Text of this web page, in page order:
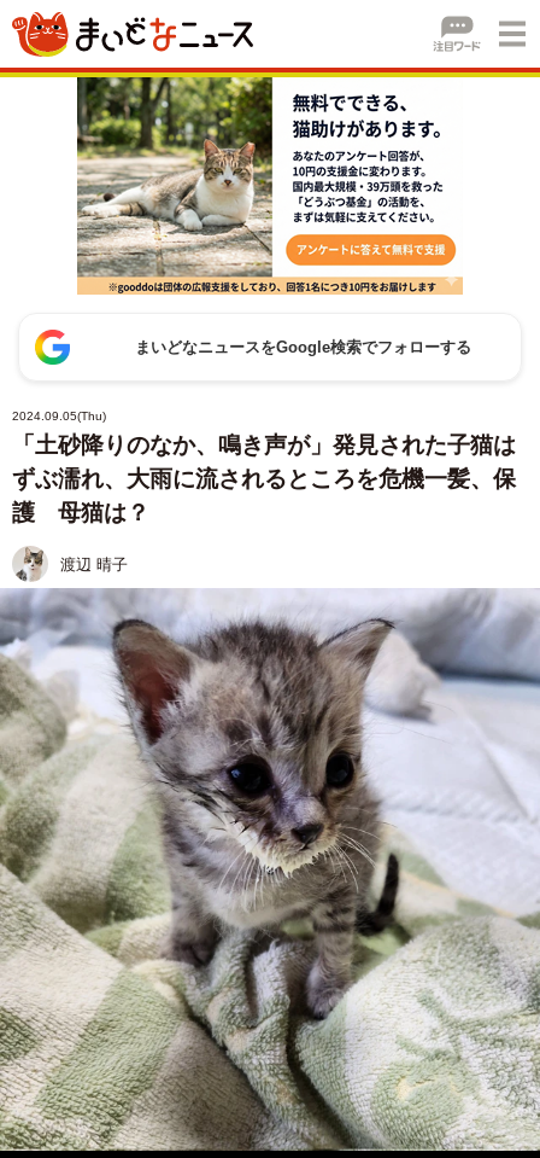
まいどなニュースをGoogle検索でフォローする
2024.09.05(Thu)
「土砂降りのなか、鳴き声が」発見された子猫は
ずぶ濡れ、大雨に流されるところを危機一髪、保
護 母猫は？
渡辺 晴子